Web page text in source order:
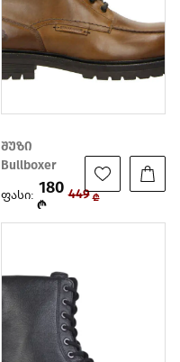
შუზი
Bullboxer
ფასი: 180
₾
449 ₾